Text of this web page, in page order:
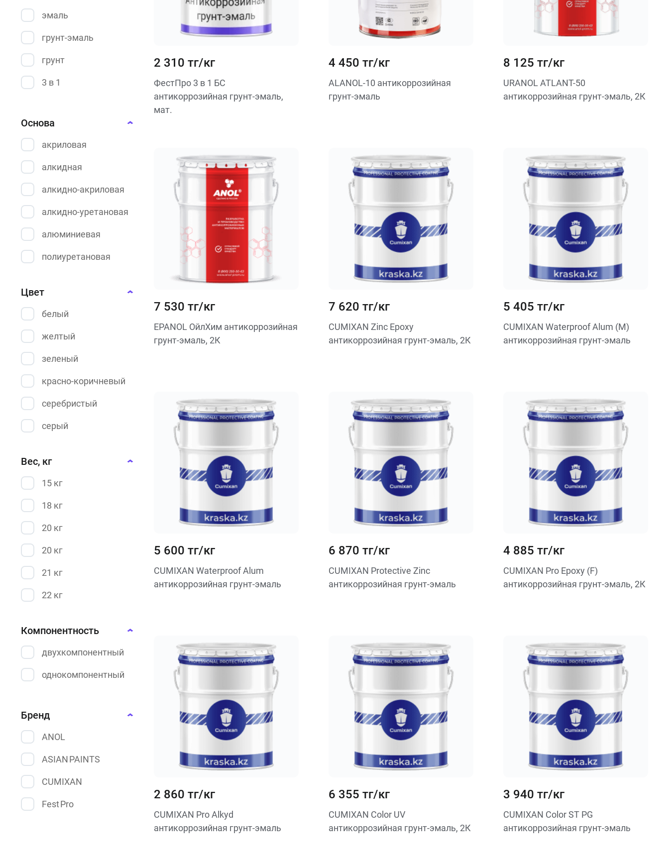
эмаль
грунт-эмаль
грунт
3 в 1
Основа
акриловая
алкидная
алкидно-акриловая
алкидно-уретановая
алюминиевая
полиуретановая
Цвет
белый
желтый
зеленый
красно-коричневый
серебристый
серый
Вес, кг
15 кг
18 кг
20 кг
20 кг
21 кг
22 кг
Компонентность
двухкомпонентный
однокомпонентный
Бренд
ANOL
ASIAN PAINTS
CUMIXAN
Fest Pro
2 310 тг/кг
ФестПро 3 в 1 БС
антикоррозийная грунт-эмаль,
мат.
4 450 тг/кг
ALANOL-10 антикоррозийная
грунт-эмаль
8 125 тг/кг
URANOL ATLANT-50
антикоррозийная грунт-эмаль, 2К
7 530 тг/кг
EPANOL ОйлХим антикоррозийная
грунт-эмаль, 2К
7 620 тг/кг
CUMIXAN Zinc Epoxy
антикоррозийная грунт-эмаль, 2К
5 405 тг/кг
CUMIXAN Waterproof Alum (M)
антикоррозийная грунт-эмаль
5 600 тг/кг
CUMIXAN Waterproof Alum
антикоррозийная грунт-эмаль
6 870 тг/кг
CUMIXAN Protective Zinc
антикоррозийная грунт-эмаль
4 885 тг/кг
CUMIXAN Pro Epoxy (F)
антикоррозийная грунт-эмаль, 2К
2 860 тг/кг
CUMIXAN Pro Alkyd
антикоррозийная грунт-эмаль
6 355 тг/кг
CUMIXAN Color UV
антикоррозийная грунт-эмаль, 2К
3 940 тг/кг
CUMIXAN Color ST PG
антикоррозийная грунт-эмаль